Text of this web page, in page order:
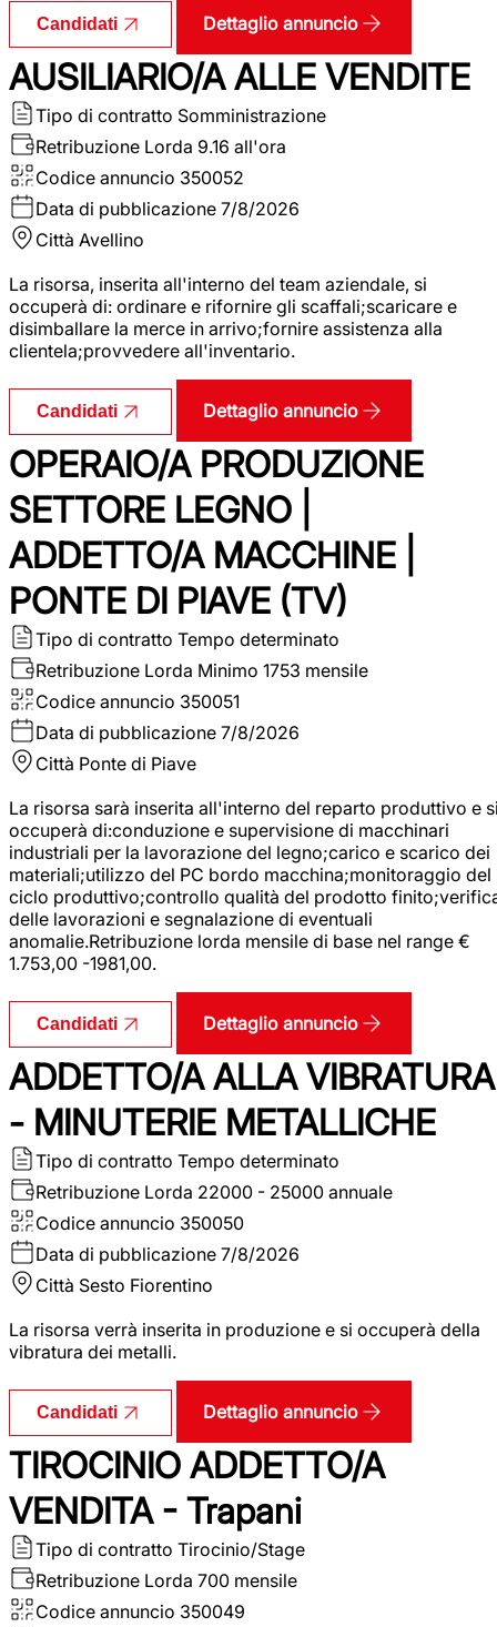
Candidati Dettaglio annuncio
AUSILIARIO/A ALLE VENDITE
Tipo di contratto Somministrazione
Retribuzione Lorda 9.16 all'ora
Codice annuncio 350052
Data di pubblicazione 7/8/2026
Città Avellino
La risorsa, inserita all'interno del team aziendale, si
occuperà di: ordinare e rifornire gli scaffali;scaricare e
disimballare la merce in arrivo;fornire assistenza alla
clientela;provvedere all'inventario.
Candidati Dettaglio annuncio
OPERAIO/A PRODUZIONE
SETTORE LEGNO |
ADDETTO/A MACCHINE |
PONTE DI PIAVE (TV)
Tipo di contratto Tempo determinato
Retribuzione Lorda Minimo 1753 mensile
Codice annuncio 350051
Data di pubblicazione 7/8/2026
Città Ponte di Piave
La risorsa sarà inserita all'interno del reparto produttivo e
occuperà di:conduzione e supervisione di macchinari
industriali per la lavorazione del legno;carico e scarico dei
materiali;utilizzo del PC bordo macchina;monitoraggio del
ciclo produttivo;controllo qualità del prodotto
delle lavorazioni e segnalazione di eventuali
anomalie.Retribuzione lorda mensile di base nel range €
1.753,00 -1981,00.
Candidati Dettaglio annuncio
ADDETTO/A ALLA VIBRATURA
- MINUTERIE METALLICHE
Tipo di contratto Tempo determinato
Retribuzione Lorda 22000 - 25000 annuale
Codice annuncio 350050
Data di pubblicazione 7/8/2026
Città Sesto Fiorentino
La risorsa verrà inserita in produzione e si occuperà della
vibratura dei metalli.
Candidati Dettaglio annuncio
TIROCINIO ADDETTO/A
VENDITA - Trapani
Tipo di contratto Tirocinio/Stage
Retribuzione Lorda 700 mensile
Codice annuncio 350049